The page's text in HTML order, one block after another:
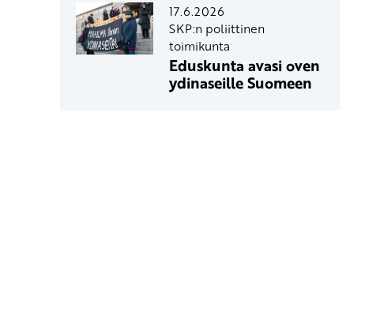
17.6.2026
SKP:n poliittinen
toimikunta
Eduskunta avasi oven
ydinaseille Suomeen